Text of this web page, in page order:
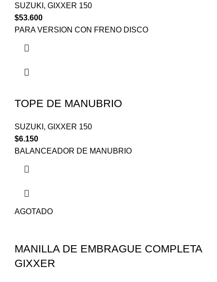
SUZUKI , GIXXER 150
$53.600
PARA VERSION CON FRENO DISCO
TOPE DE MANUBRIO
SUZUKI , GIXXER 150
$6.150
BALANCEADOR DE MANUBRIO
AGOTADO
MANILLA DE EMBRAGUE COMPLETA
GIXXER